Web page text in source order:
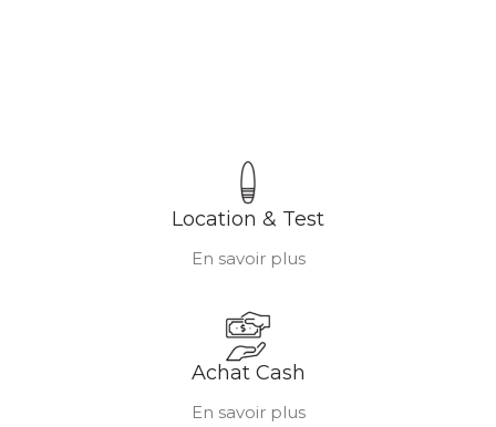
Location & Test
En savoir plus
Achat Cash
En savoir plus